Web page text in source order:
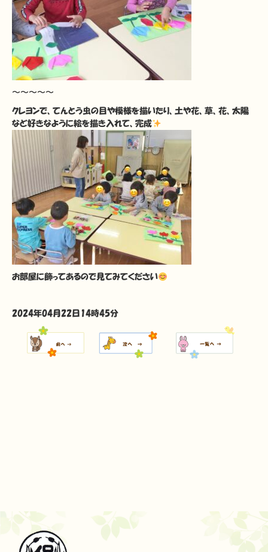
〜〜〜〜〜
クレヨンで、てんとう虫の目や模様を描いたり、土や花、草、花、太陽
など好きなように絵を描き入れて、完成
お部屋に飾ってあるので見てみてください
2024年04月22日14時45分